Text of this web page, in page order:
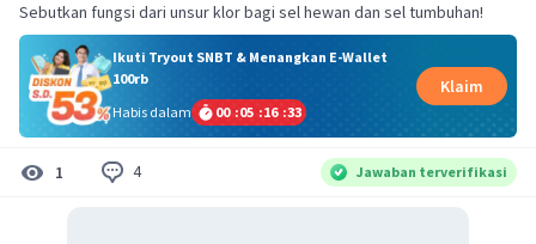
Sebutkan fungsi dari unsur klor bagi sel hewan dan sel tumbuhan!
Ikuti Tryout SNBT & Menangkan E-Wallet
100rb
Habis dalam
00 :05 :16 :32
Klaim
1 4 Jawaban terverifikasi